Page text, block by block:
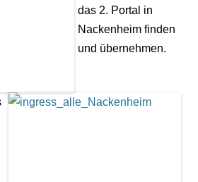
das 2. Portal in
Nackenheim finden
und übernehmen.